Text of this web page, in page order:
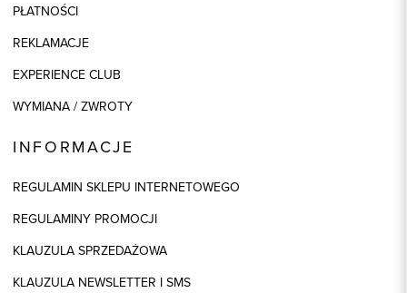
PŁATNOŚCI
REKLAMACJE
EXPERIENCE CLUB
WYMIANA / ZWROTY
INFORMACJE
REGULAMIN SKLEPU INTERNETOWEGO
REGULAMINY PROMOCJI
KLAUZULA SPRZEDAŻOWA
KLAUZULA NEWSLETTER I SMS